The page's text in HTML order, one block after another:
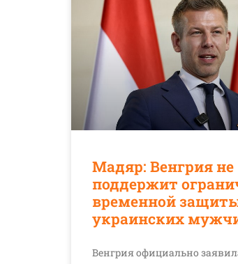
Мадяр: Венгрия не
поддержит
временной
украинских
Венгрия официально